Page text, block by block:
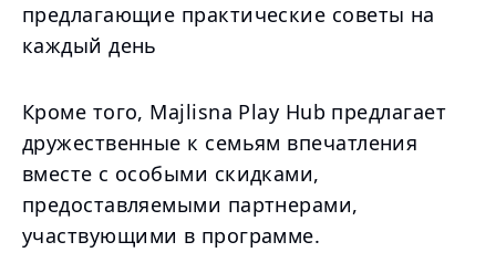
предлагающие практические советы на
каждый день
Кроме того, Majlisna Play Hub предлагает
дружественные к семьям впечатления
вместе с особыми скидками,
предоставляемыми партнерами,
участвующими в программе.